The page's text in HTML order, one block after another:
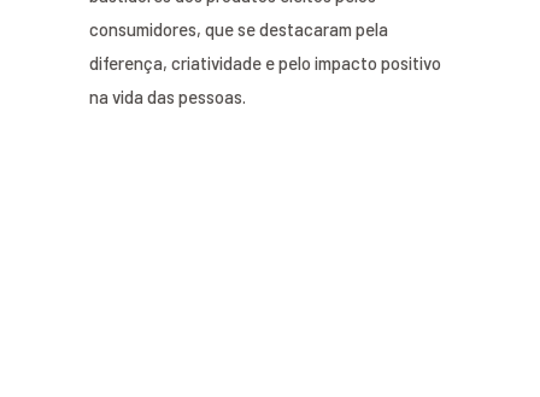
consumidores, que se destacaram pela
diferença, criatividade e pelo impacto positivo
na vida das pessoas.